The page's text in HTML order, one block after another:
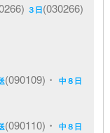
３日(030266)
(090109)・中８日
(090110)・中８日